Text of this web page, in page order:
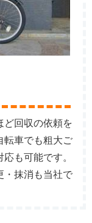
ど回収の依頼を
転車でも粗大ご
も可能です。
・抹消も当社で